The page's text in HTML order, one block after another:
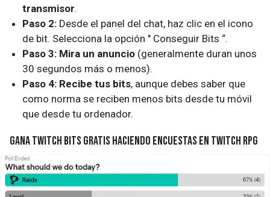
transmisor.
Paso 2: Desde el panel del chat, haz clic en el icono
de bit. Selecciona la opción " Conseguir Bits “.
Paso 3: Mira un anuncio (generalmente duran unos
30 segundos más o menos).
Paso 4: Recibe tus bits, aunque debes saber que
como norma se reciben menos bits desde tu móvil
que desde tu ordenador.
Gana Twitch Bits gratis haciendo encuestas en Twitch RPG